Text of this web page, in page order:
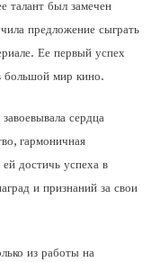
талант был замечен
предложение сыграть
Ее первый успех
большой мир кино.
сердца
гармоничная
достичь успеха в
и признаний за свои
из работы на